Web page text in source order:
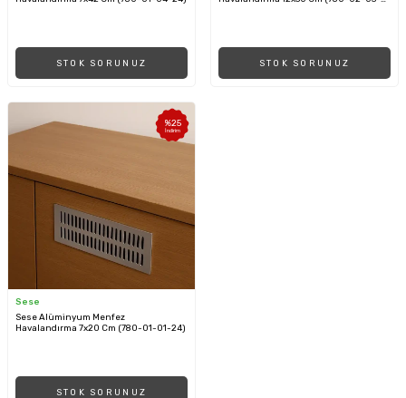
STOK SORUNUZ STOK SORUNUZ
%25
İndirim
Sese
Sese Alüminyum Menfez
Havalandırma 7x20 Cm (780-01-01-24)
STOK SORUNUZ